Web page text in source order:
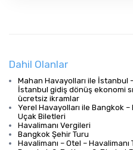
Dahil Olanlar
Mahan Havayolları ile İstanbul
İstanbul gidiş dönüş ekonomi
ücretsiz ikramlar
Yerel Havayolları ile Bangkok
Uçak Biletleri
Havalimanı Vergileri
Bangkok Şehir Turu
Havalimanı – Otel –